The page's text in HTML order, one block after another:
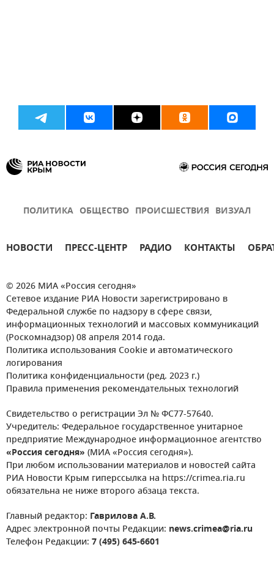
ПОЛИТИКА ОБЩЕСТВО ПРОИСШЕСТВИЯ ВИЗУАЛ
НОВОСТИ ПРЕСС-ЦЕНТР РАДИО КОНТАКТЫ
© 2026 МИА «Россия сегодня»
Сетевое издание РИА Новости зарегистрировано в
Федеральной службе по надзору в сфере связи,
информационных технологий и массовых коммуникаций
(Роскомнадзор) 08 апреля 2014 года.
Политика использования Cookie и автоматического
логирования
Политика конфиденциальности (ред. 2023 г.)
Правила применения рекомендательных технологий
Свидетельство о регистрации Эл № ФС77-57640.
Учредитель: Федеральное государственное унитарное
предприятие Международное информационное агентство
«Россия сегодня» (МИА «Россия сегодня»).
При любом использовании материалов и новостей сайта
РИА Новости Крым гиперссылка на https://crimea.ria.ru
обязательна не ниже второго абзаца текста.
Главный редактор: Гаврилова А.В.
Адрес электронной почты Редакции: news.crimea@ria.ru
Телефон Редакции: 7 (495) 645-6601